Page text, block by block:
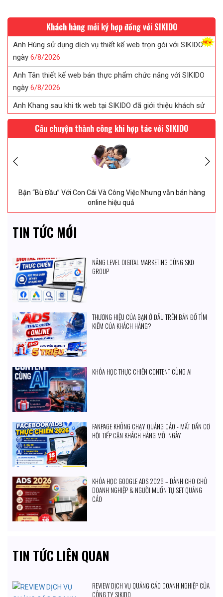
Khách hàng mới ký hợp đồng với SIKIDO
Anh Hùng sử dụng dịch vụ thiết kế web trọn gói với SIKIDO
ngày 6/8/2026
Anh Tân thiết kế web bán thực phẩm chức năng với SIKIDO
ngày 6/8/2026
Anh Khang sau khi tk web tại SIKIDO đã giới thiệu khách sử
dụng6/8/2026
Chị Tuyết đã tin tưởng ký web in ấn sau khi được SIKIDO tư
Chị Uyên thiết kế web saloc tóc tại SIKIDO ngày
Câu chuyện thành công khi hợp tác với SIKIDO
Đầu” Với Con Cái Và Công Việc Nhưng vẫn bán hàng
online hiệu quả
2
TIN TỨC MỚI
NÂNG LEVEL DIGITAL MARKETING CÙNG SKD
GROUP
THƯƠNG HIỆU CỦA BẠN Ở ĐÂU TRÊN BẢN ĐỒ TÌM
KIẾM CỦA KHÁCH HÀNG?
KHÓA HỌC THỰC CHIẾN CONTENT CÙNG AI
FANPAGE KHÔNG CHẠY QUẢNG CÁO - MẤT DẦN CƠ
HỘI TIẾP CẬN KHÁCH HÀNG MỖI NGÀY
KHÓA HỌC GOOGLE ADS 2026 – DÀNH CHO CHỦ
DOANH NGHIỆP & NGƯỜI MUỐN TỰ SET QUẢNG
CÁO
TIN TỨC LIÊN QUAN
REVIEW DỊCH VỤ QUẢNG CÁO DOANH NGHIỆP CỦA
CÔNG TY SIKIDO